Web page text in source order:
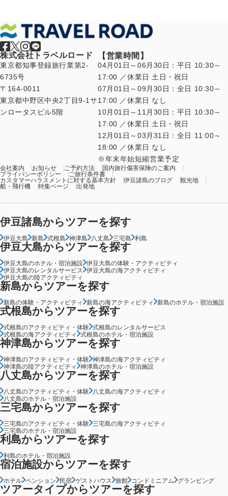
株式会社トラベルロード
東京都知事登録旅行業第2-
6735号
〒164-0011
東京都中野区中央2丁目9-1サ
ンロータスビル5階
【営業時間】
04月01日～06月30日：平日 10:30～
17:00 ／休業日 土日・祝日
07月01日～09月30日：全日 10:30～
17:00 ／休業日 なし
10月01日～11月30日：平日 10:30～
17:00 ／休業日 土日・祝日
12月01日～03月31日：全日 11:00～
18:00 ／休業日 なし
年末年始短縮営業予定
会社案内 お知らせ ご予約方法
国内旅行傷害保険のご案内
プライバシーポリシー
ご旅行条件書
カスタマーハラスメントに対する基本方針
伊豆諸島のブログ
観光地
船・飛行機
特集ページ 出発地
伊豆諸島からツアーを探す
伊豆大島 新島 式根島 神津島 八丈島 三宅島 利島
伊豆大島からツアーを探す
伊豆大島のホテル・宿泊施設 伊豆大島の体験・アクティビティ
伊豆大島のレンタルサービス 伊豆大島の海アクティビティ
伊豆大島の陸アクティビティ
新島からツアーを探す
新島の体験・アクティビティ 新島の海アクティビティ 新島のホテル・宿泊施設
式根島からツアーを探す
式根島のアクティビティ・体験 式根島のレンタルサービス
式根島の海アクティビティ
式根島のホテル・宿泊施設
神津島からツアーを探す
神津島のアクティビティ・体験 神津島の海アクティビティ
神津島の陸アクティビティ
神津島のホテル・宿泊施設
八丈島からツアーを探す
八丈島のアクティビティ・体験 八丈島の海アクティビティ
八丈島のホテル・宿泊施設
三宅島からツアーを探す
三宅島のアクティビティ・体験 三宅島の海アクティビティ
三宅島のホテル・宿泊施設
利島からツアーを探す
利島のホテル・宿泊施設
宿泊施設からツアーを探す
ホテル ペンション 民宿 ゲストハウス 旅館 コンドミニアム グランピング
ツアータイプからツアーを探す